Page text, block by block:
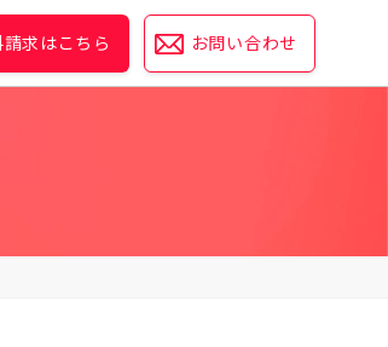
求はこちら お問い合わせ